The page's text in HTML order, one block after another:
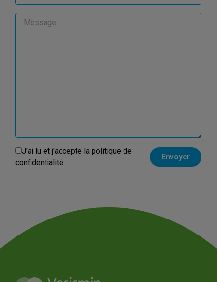
J'ai lu et j'accepte la politique de
confidentialité